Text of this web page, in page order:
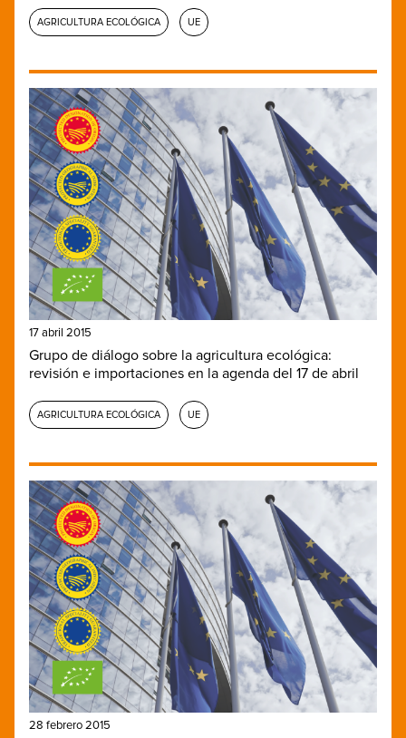
AGRICULTURA ECOLÓGICA UE
17 abril 2015
Grupo de diálogo sobre la agricultura ecológica:
revisión e importaciones en la agenda del 17 de abril
AGRICULTURA ECOLÓGICA UE
28 febrero 2015